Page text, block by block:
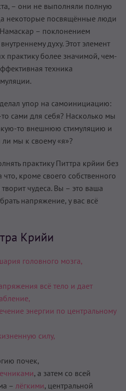
– они не выполняли полную
некоторые посвящённые люди
Намаскар – поклонением
духу. Этот элемент
практику более значимой, чем-
техника
упор на самоинициацию:
сами для себя? Насколько мы
то внешнюю стимуляцию и
мы к своему «я»?
практику Питтра крйии без
кроме своего собственного
чудеса. Вы – это ваша
напряжение, у вас всё
Крийи
головного мозга,
всё тело и дает
энергии по центральному
силу,
почек,
, а затем со всей
– лёгкими, центральной